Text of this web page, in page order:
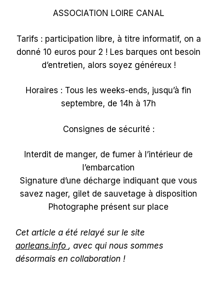
ASSOCIATION LOIRE CANAL
Tarifs : participation libre, à titre informatif, on a
donné 10 euros pour 2 ! Les barques ont besoin
d’entretien, alors soyez généreux !
Horaires : Tous les weeks-ends, jusqu’à fin
septembre, de 14h à 17h
Consignes de sécurité :
Interdit de manger, de fumer à l’intérieur de
l’embarcation
Signature d’une décharge indiquant que vous
savez nager, gilet de sauvetage à disposition
Photographe présent sur place
Cet article a été relayé sur le site
aorleans.info , avec qui nous sommes
désormais en collaboration !